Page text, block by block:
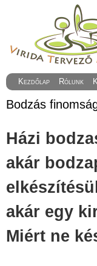
Kezdőlap Rólunk
Bodzás
Házi
akár
akár egy
Miért ne